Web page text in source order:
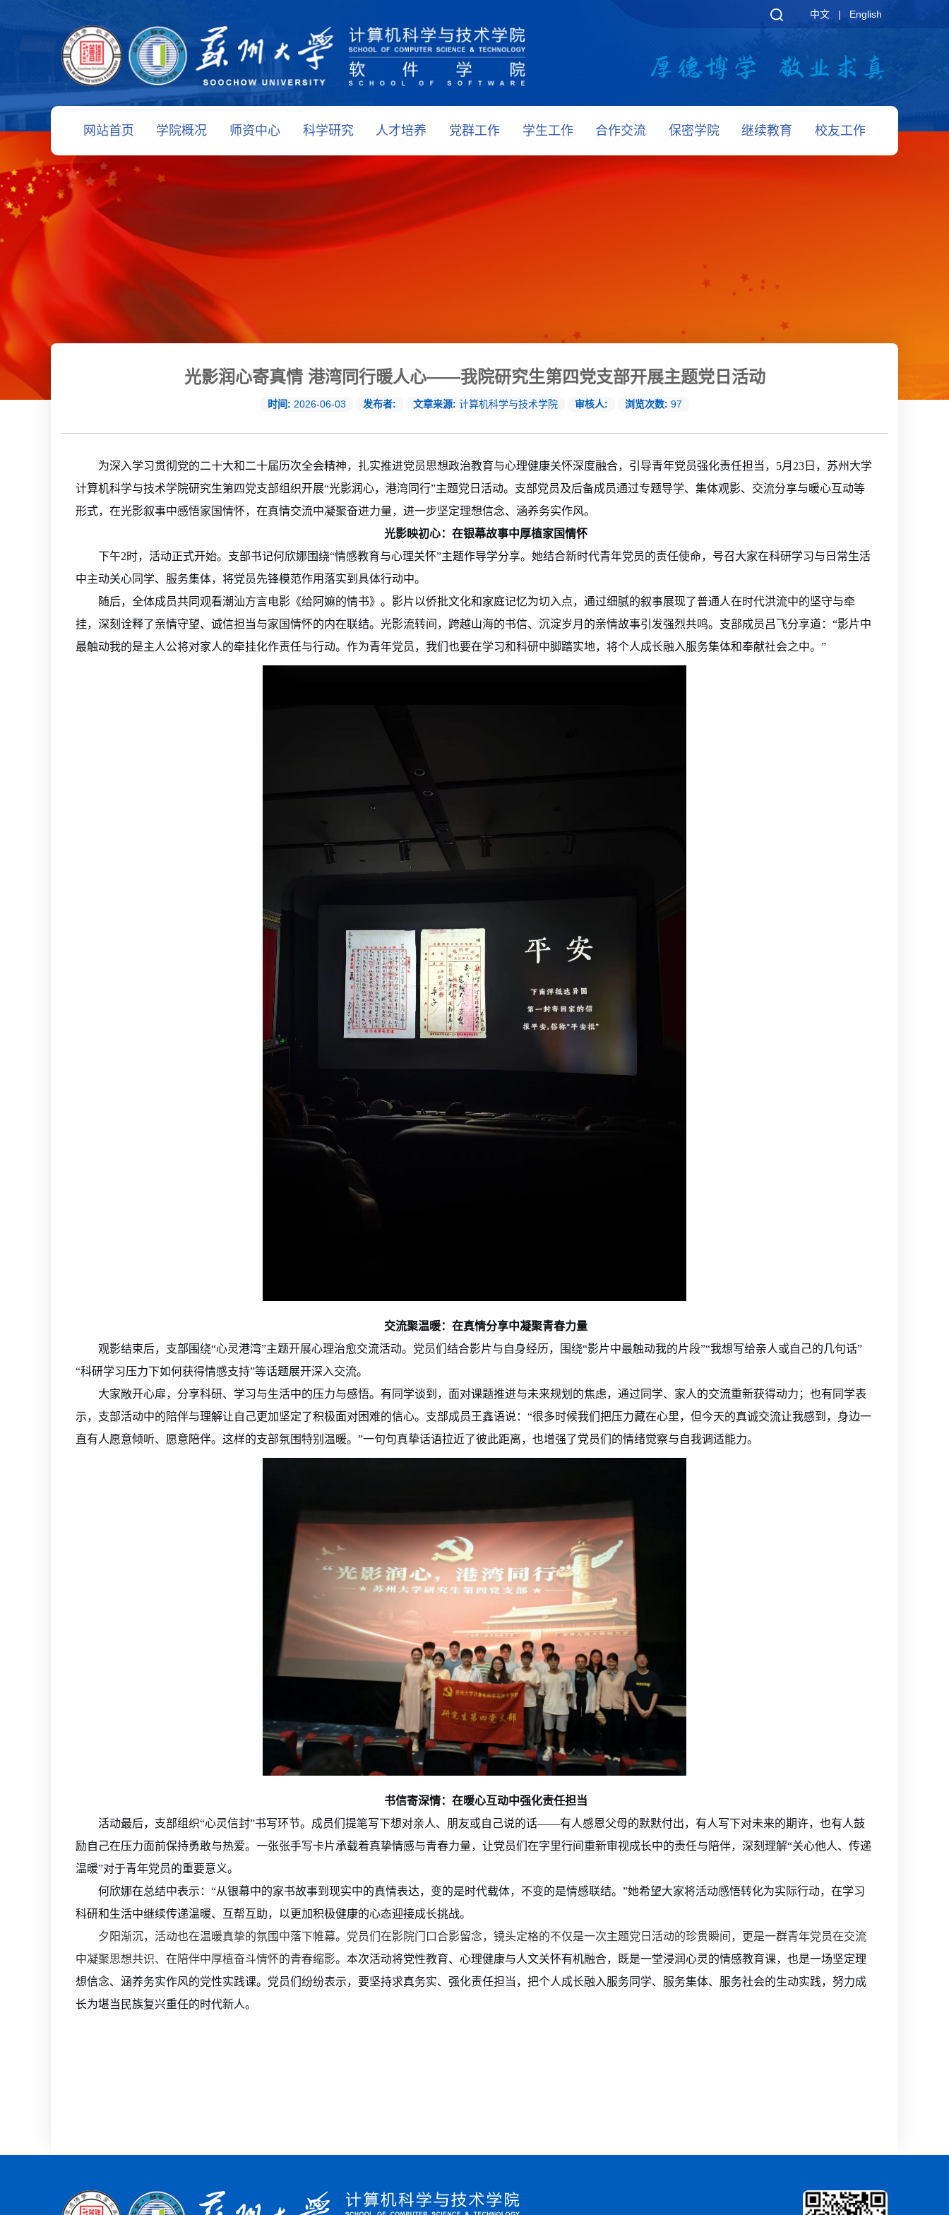
中文 | English
网站首页 学院概况 师资中心 科学研究 人才培养 党群工作 学生工作 合作交流 保密学院 继续教育 校友工作
光影润心寄真情 港湾同行暖人心——我院研究生第四党支部开展主题党日活动
时间: 2026-06-03 发布者: 文章来源: 计算机科学与技术学院 审核人: 浏览次数: 97
为深入学习贯彻党的二十大和二十届历次全会精神，扎实推进党员思想政治教育与心理健康关怀深度融合，引导青年党员强化责任担当，5月23日，苏州大学
计算机科学与技术学院研究生第四党支部组织开展“光影润心，港湾同行”主题党日活动。支部党员及后备成员通过专题导学、集体观影、交流分享与暖心互动等
形式，在光影叙事中感悟家国情怀，在真情交流中凝聚奋进力量，进一步坚定理想信念、涵养务实作风。
光影映初心：在银幕故事中厚植家国情怀
下午2时，活动正式开始。支部书记何欣娜围绕“情感教育与心理关怀”主题作导学分享。她结合新时代青年党员的责任使命，号召大家在科研学习与日常生活
中主动关心同学、服务集体，将党员先锋模范作用落实到具体行动中。
随后，全体成员共同观看潮汕方言电影《给阿嫲的情书》。影片以侨批文化和家庭记忆为切入点，通过细腻的叙事展现了普通人在时代洪流中的坚守与牵
挂，深刻诠释了亲情守望、诚信担当与家国情怀的内在联结。光影流转间，跨越山海的书信、沉淀岁月的亲情故事引发强烈共鸣。支部成员吕飞分享道：“影片中
最触动我的是主人公将对家人的牵挂化作责任与行动。作为青年党员，我们也要在学习和科研中脚踏实地，将个人成长融入服务集体和奉献社会之中。”
交流聚温暖：在真情分享中凝聚青春力量
观影结束后，支部围绕“心灵港湾”主题开展心理治愈交流活动。党员们结合影片与自身经历，围绕“影片中最触动我的片段”“我想写给亲人或自己的几句话”
“科研学习压力下如何获得情感支持”等话题展开深入交流。
大家敞开心扉，分享科研、学习与生活中的压力与感悟。有同学谈到，面对课题推进与未来规划的焦虑，通过同学、家人的交流重新获得动力；也有同学表
示，支部活动中的陪伴与理解让自己更加坚定了积极面对困难的信心。支部成员王鑫语说：“很多时候我们把压力藏在心里，但今天的真诚交流让我感到，身边一
直有人愿意倾听、愿意陪伴。这样的支部氛围特别温暖。”一句句真挚话语拉近了彼此距离，也增强了党员们的情绪觉察与自我调适能力。
书信寄深情：在暖心互动中强化责任担当
活动最后，支部组织“心灵信封”书写环节。成员们提笔写下想对亲人、朋友或自己说的话——有人感恩父母的默默付出，有人写下对未来的期许，也有人鼓
励自己在压力面前保持勇敢与热爱。一张张手写卡片承载着真挚情感与青春力量，让党员们在字里行间重新审视成长中的责任与陪伴，深刻理解“关心他人、传递
温暖”对于青年党员的重要意义。
何欣娜在总结中表示：“从银幕中的家书故事到现实中的真情表达，变的是时代载体，不变的是情感联结。”她希望大家将活动感悟转化为实际行动，在学习
科研和生活中继续传递温暖、互帮互助，以更加积极健康的心态迎接成长挑战。
夕阳渐沉，活动也在温暖真挚的氛围中落下帷幕。党员们在影院门口合影留念，镜头定格的不仅是一次主题党日活动的珍贵瞬间，更是一群青年党员在交流
中凝聚思想共识、在陪伴中厚植奋斗情怀的青春缩影。 本次活动将党性教育、心理健康与人文关怀有机融合，既是一堂浸润心灵的情感教育课，也是一场坚定理
想信念、涵养务实作风的党性实践课。党员们纷纷表示，要坚持求真务实、强化责任担当，把个人成长融入服务同学、服务集体、服务社会的生动实践，努力成
长为堪当民族复兴重任的时代新人。